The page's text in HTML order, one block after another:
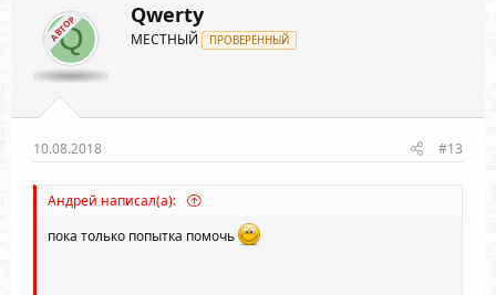
АВТОР
Q
Qwerty
МЕСТНЫЙ ПРОВЕРЕННЫЙ
10.08.2018 #13
Андрей написал(а):
пока только попытка помочь